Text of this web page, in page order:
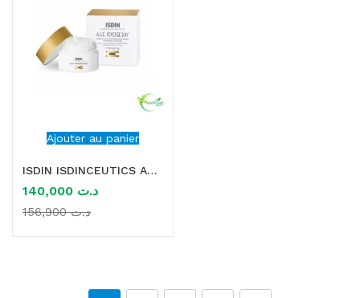
Ajouter au panier
ISDIN ISDINCEUTICS AGE REVERSE DAY CREME 50ML
د.ت
د.ت156,900